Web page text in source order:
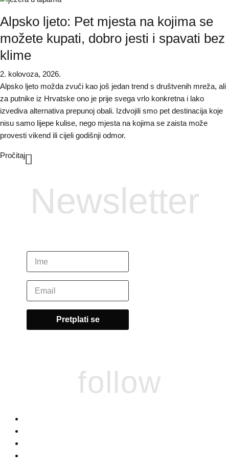
Alpsko ljeto: Pet mjesta na kojima se
možete kupati, dobro jesti i spavati bez
klime
2. kolovoza, 2026.
Alpsko ljeto možda zvuči kao još jedan trend s društvenih mreža, ali
za putnike iz Hrvatske ono je prije svega vrlo konkretna i lako
izvediva alternativa prepunoj obali. Izdvojili smo pet destinacija koje
nisu samo lijepe kulise, nego mjesta na kojima se zaista može
provesti vikend ili cijeli godišnji odmor.
Pročitaj
Newsletter
follow